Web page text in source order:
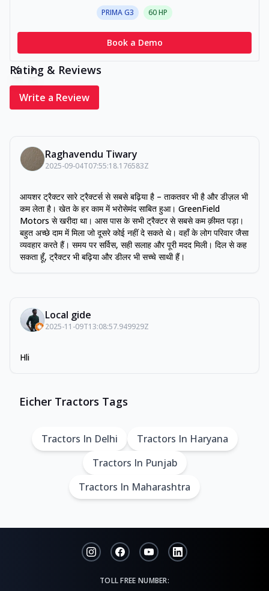
PRIMA G3 60HP
Book a Demo
Rating & Reviews
Write a Review
Raghavendu Tiwary
2025-09-04T07:55:18.176583Z
आयशर ट्रैक्टर सारे ट्रैक्टर्स से सबसे बढ़िया है – ताकतवर भी है और डीज़ल भी
कम लेता है। खेत के हर काम में भरोसेमंद साबित हुआ। GreenField
Motors से खरीदा था। आस पास के सभी ट्रैक्टर से सबसे कम क़ीमत पड़ा।
बहुत अच्छे दाम में मिला जो दूसरे कोई नहीं दे सकते थे। वहाँ के लोग परिवार जैसा
व्यवहार करते हैं। समय पर सर्विस, सही सलाह और पूरी मदद मिली। दिल से कह
सकता हूँ, ट्रैक्टर भी बढ़िया और डीलर भी सच्चे साथी हैं।
Local gide
2025-11-09T13:08:57.949929Z
Hli
Eicher Tractors Tags
Tractors In Delhi
Tractors In Haryana
Tractors In Punjab
Tractors In Maharashtra
TOLL FREE NUMBER: